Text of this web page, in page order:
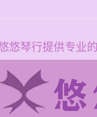
悠琴行提供专业